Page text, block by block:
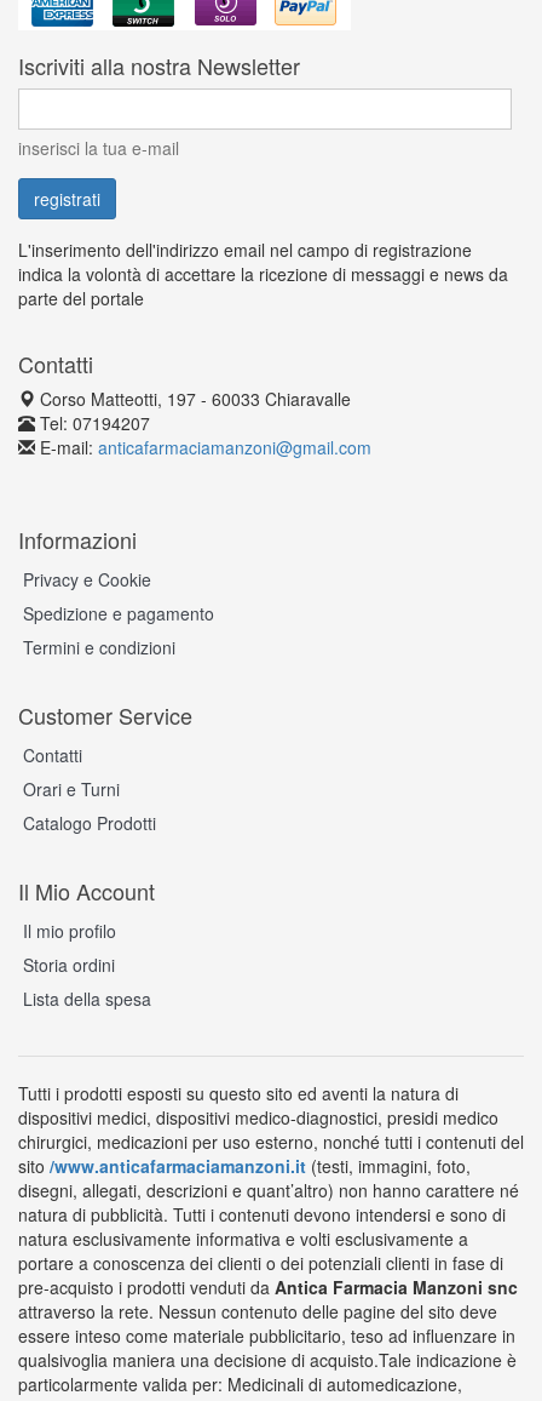
Iscriviti alla nostra Newsletter
inserisci la tua e-mail
L'inserimento dell'indirizzo email nel campo di registrazione
indica la volontà di accettare la ricezione di messaggi e news da
parte del portale
Contatti
Corso Matteotti, 197 - 60033 Chiaravalle
Tel: 07194207
E-mail: anticafarmaciamanzoni@gmail.com
Informazioni
Privacy e Cookie
Spedizione e pagamento
Termini e condizioni
Customer Service
Contatti
Orari e Turni
Catalogo Prodotti
Il Mio Account
Il mio profilo
Storia ordini
Lista della spesa
Tutti i prodotti esposti su questo sito ed aventi la natura di
dispositivi medici, dispositivi medico-diagnostici, presidi medico
chirurgici, medicazioni per uso esterno, nonché tutti i contenuti del
sito /www.anticafarmaciamanzoni.it (testi, immagini, foto,
disegni, allegati, descrizioni e quant’altro) non hanno carattere né
natura di pubblicità. Tutti i contenuti devono intendersi e sono di
natura esclusivamente informativa e volti esclusivamente a
portare a conoscenza dei clienti o dei potenziali clienti in fase di
pre-acquisto i prodotti venduti da Antica Farmacia Manzoni snc
attraverso la rete. Nessun contenuto delle pagine del sito deve
essere inteso come materiale pubblicitario, teso ad influenzare in
qualsivoglia maniera una decisione di acquisto.Tale indicazione è
particolarmente valida per: Medicinali di automedicazione,